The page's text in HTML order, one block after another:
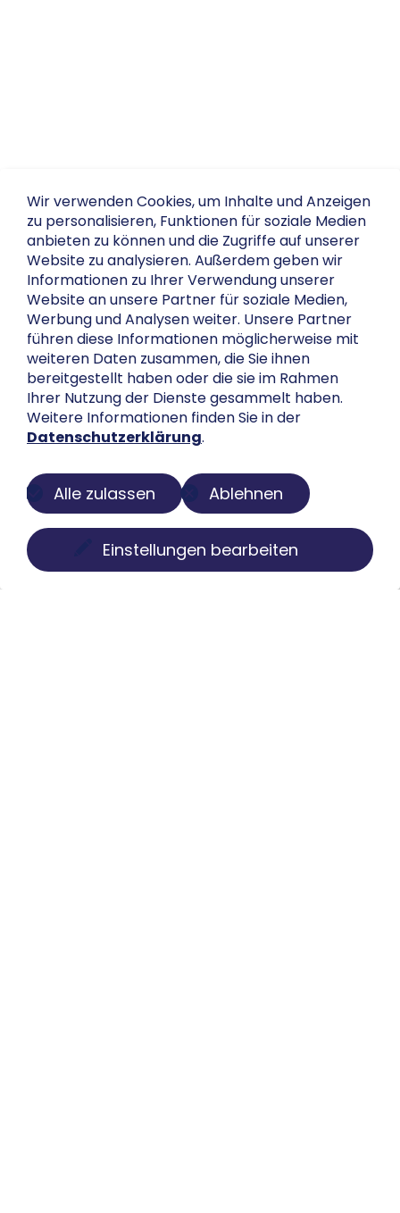
Wir verwenden Cookies, um Inhalte und Anzeigen
zu personalisieren, Funktionen für soziale Medien
anbieten zu können und die Zugriffe auf unserer
Website zu analysieren. Außerdem geben wir
Informationen zu Ihrer Verwendung unserer
Website an unsere Partner für soziale Medien,
Werbung und Analysen weiter. Unsere Partner
führen diese Informationen möglicherweise mit
weiteren Daten zusammen, die Sie ihnen
bereitgestellt haben oder die sie im Rahmen
Ihrer Nutzung der Dienste gesammelt haben.
Weitere Informationen finden Sie in der
Datenschutzerklärung.
Einstellungen bearbeiten
Ablehnen
Alle zulassen